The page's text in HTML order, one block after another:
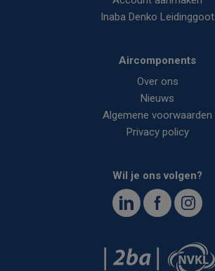
Inaba Denko Leidinggoot
Aircomponents
Over ons
Nieuws
Algemene voorwaarden
Privacy policy
Wil je ons volgen?